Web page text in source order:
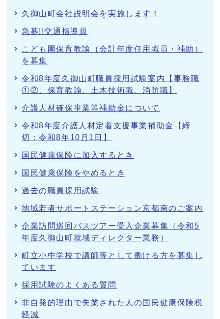
久御山町会社説明会を実施します！
急募!!交通指導員
こども園保育教諭（会計年度任用職員・補助）
を募集
令和8年度久御山町職員採用試験案内【事務職
①②、保育教諭、土木技術職、消防職】
介護人材確保事業等補助金について
令和8年度介護人材定着支援事業補助金【締
切：令和8年10月1日】
国民健康保険に加入するとき
国民健康保険をやめるとき
過去の職員採用試験
地域若者サポートステーション京都南のご案内
企業訪問巡回バスツアー受入企業募集（令和5
年度久御山町就域ディレクター業務）
町立小中学校で講師等として働ける方を募集し
ています
採用試験のよくある質問
非自発的理由で失業された人の国民健康保険税
軽減